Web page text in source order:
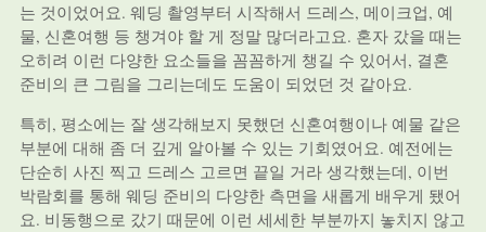
는 것이었어요. 웨딩 촬영부터 시작해서 드레스, 메이크업, 예
물, 신혼여행 등 챙겨야 할 게 정말 많더라고요. 혼자 갔을 때는
오히려 이런 다양한 요소들을 꼼꼼하게 챙길 수 있어서, 결혼
준비의 큰 그림을 그리는데도 도움이 되었던 것 같아요.
특히, 평소에는 잘 생각해보지 못했던 신혼여행이나 예물 같은
부분에 대해 좀 더 깊게 알아볼 수 있는 기회였어요. 예전에는
단순히 사진 찍고 드레스 고르면 끝일 거라 생각했는데, 이번
박람회를 통해 웨딩 준비의 다양한 측면을 새롭게 배우게 됐어
요. 비동행으로 갔기 때문에 이런 세세한 부분까지 놓치지 않고